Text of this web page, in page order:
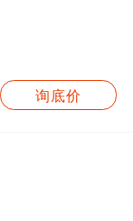
询底价